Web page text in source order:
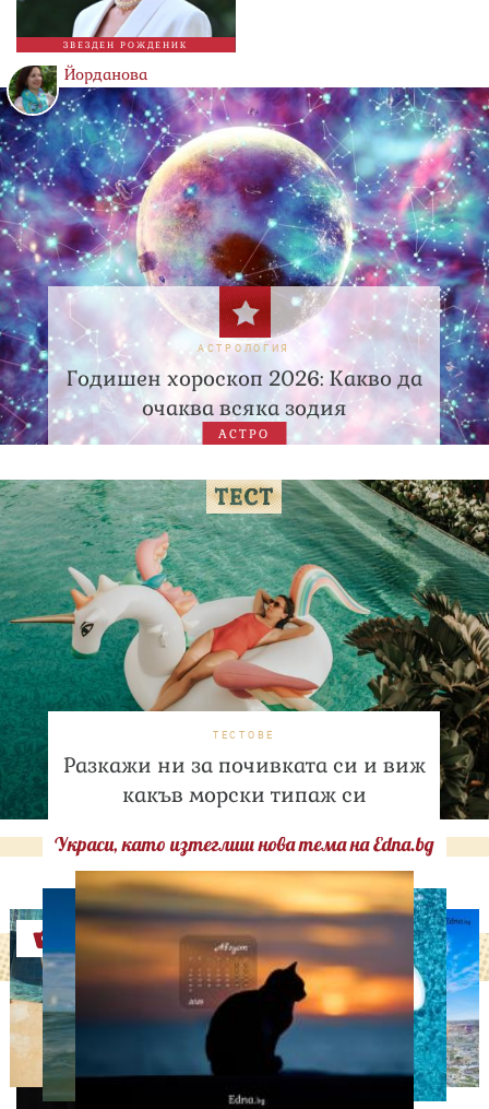
ЗВЕЗДЕН РОЖДЕНИК
Йорданова
АСТРОЛОГИЯ
Годишен хороскоп 2026: Какво да
очаква всяка зодия
АСТРО
ТЕСТОВЕ
Разкажи ни за почивката си и виж
какъв морски типаж си
Украси, като изтеглиш нова тема на Edna.bg
Оферти
ИЗВЕСТНИ
Така ли го правиш, тате?“
Дъщерята на Орлин
Павлов го имитира